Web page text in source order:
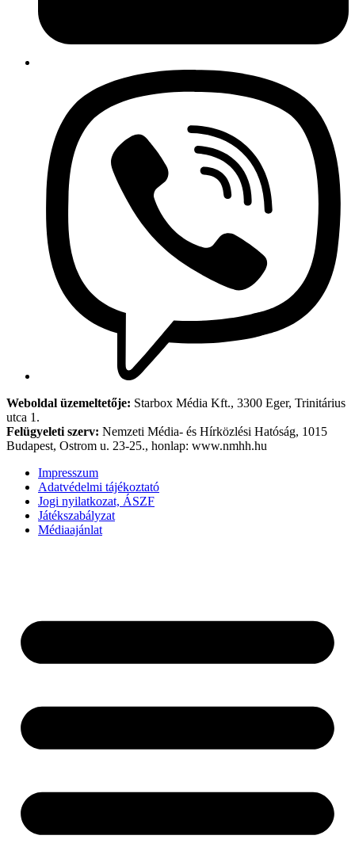
Weboldal üzemeltetője: Starbox Média Kft., 3300 Eger, Trinitárius
utca 1.
Felügyeleti szerv: Nemzeti Média- és Hírközlési Hatóság, 1015
Budapest, Ostrom u. 23-25., honlap: www.nmhh.hu
Impresszum
Adatvédelmi tájékoztató
Jogi nyilatkozat, ÁSZF
Játékszabályzat
Médiaajánlat